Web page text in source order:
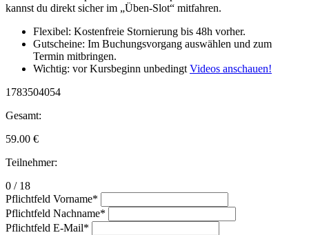
kannst du direkt sicher im „Üben-Slot“ mitfahren.
Flexibel: Kostenfreie Stornierung bis 48h vorher.
Gutscheine: Im Buchungsvorgang auswählen und zum
Termin mitbringen.
Wichtig: vor Kursbeginn unbedingt Videos anschauen!
1783504054
Gesamt:
59.00 €
Teilnehmer:
0 / 18
Pflichtfeld Vorname*
Pflichtfeld Nachname*
Pflichtfeld E-Mail*